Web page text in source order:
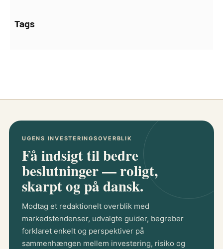
Tags
UGENS INVESTERINGSOVERBLIK
Få indsigt til bedre
beslutninger — roligt,
skarpt og på dansk.
Modtag et redaktionelt overblik med
markedstendenser, udvalgte guider, begreber
forklaret enkelt og perspektiver på
sammenhængen mellem investering, risiko og